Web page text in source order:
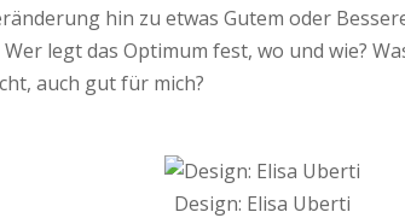
hin zu etwas Gutem oder
legt das Optimum fest, wo und wie?
auch gut für mich?
Design: Elisa Uberti